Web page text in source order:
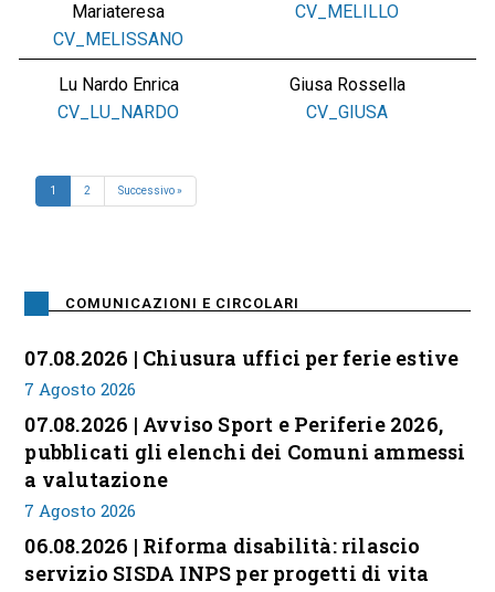
Mariateresa
CV_MELISSANO
CV_MELILLO
Lu Nardo Enrica
CV_LU_NARDO
Giusa Rossella
CV_GIUSA
1 2 Successivo »
COMUNICAZIONI E CIRCOLARI
07.08.2026 | Chiusura uffici per ferie estive
7 Agosto 2026
07.08.2026 | Avviso Sport e Periferie 2026,
pubblicati gli elenchi dei Comuni ammessi
a valutazione
7 Agosto 2026
06.08.2026 | Riforma disabilità: rilascio
servizio SISDA INPS per progetti di vita